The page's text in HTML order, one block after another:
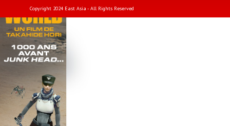
Copyright 2024 East Asia - All Rights Reserved